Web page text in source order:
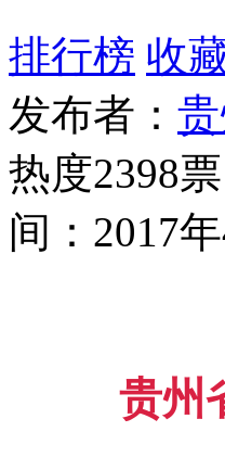
排行榜 收
发布者：
热度2398
间：2017
贵州